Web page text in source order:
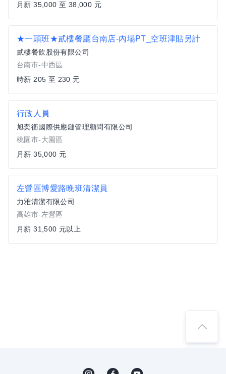
月薪 35,000 至 38,000 元
★一頭班★貳樓餐廳台南店-內場PT_空班津貼另計
貳樓餐飲股份有限公司
台南市-中西區
時薪 205 至 230 元
行政人員
旭奕衡國際供應鏈管理顧問有限公司
桃園市-大園區
月薪 35,000 元
左營區博愛路晚班清潔員
力雅清潔有限公司
高雄市-左營區
月薪 31,500 元以上